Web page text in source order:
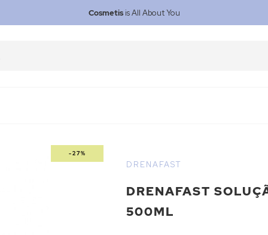
Cosmetisis All About You
-27%
DRENAFAST
500ML
DRENAFAST